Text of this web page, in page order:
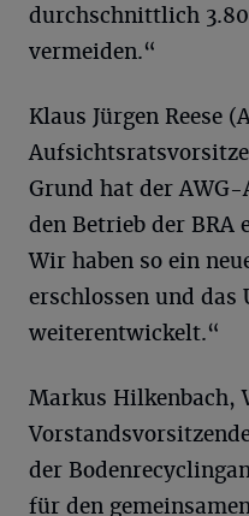
durchschnittlich
vermeiden.“
Klaus Jürgen Reese
Grund hat der
den Betrieb der
Wir haben so ein
erschlossen und das
weiterentwickelt.“
Markus Hilkenbach,
der
für den